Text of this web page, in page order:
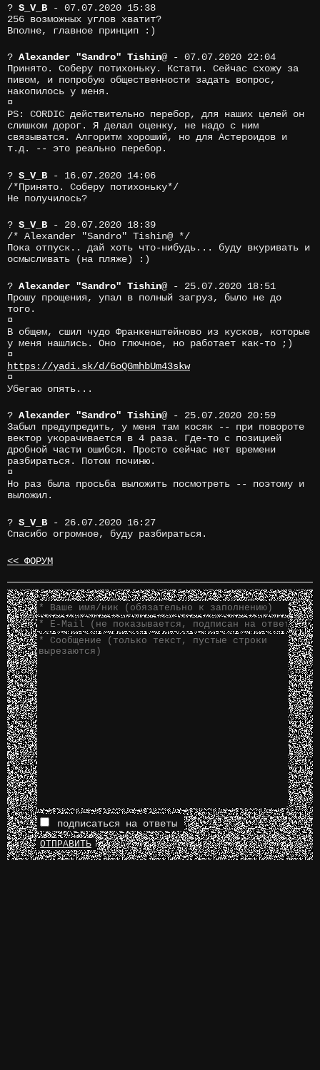
? S_V_B - 07.07.2020 15:38
256 возможных углов хватит?
Вполне, главное принцип :)
? Alexander "Sandro" Tishin@ - 07.07.2020 22:04
Принято. Соберу потихоньку. Кстати. Сейчас схожу за
пивом, и попробую общественности задать вопрос,
накопилось у меня.
¤
PS: CORDIC действительно перебор, для наших целей он
слишком дорог. Я делал оценку, не надо с ним
связыватся. Алгоритм хороший, но для Астероидов и
т.д. -- это реально перебор.
? S_V_B - 16.07.2020 14:06
/*Принято. Соберу потихоньку*/
Не получилось?
? S_V_B - 20.07.2020 18:39
/* Alexander "Sandro" Tishin@ */
Пока отпуск.. дай хоть что-нибудь... буду вкуривать и
осмысливать (на пляже) :)
? Alexander "Sandro" Tishin@ - 25.07.2020 18:51
Прошу прощения, упал в полный загруз, было не до
того.
¤
В общем, сшил чудо Франкенштейново из кусков, которые
у меня нашлись. Оно глючное, но работает как-то ;)
¤
https://yadi.sk/d/6oQGmhbUm43skw
¤
Убегаю опять...
? Alexander "Sandro" Tishin@ - 25.07.2020 20:59
Забыл предупредить, у меня там косяк -- при повороте
вектор укорачивается в 4 раза. Где-то с позицией
дробной части ошибся. Просто сейчас нет времени
разбираться. Потом починю.
¤
Но раз была просьба выложить посмотреть -- поэтому и
выложил.
? S_V_B - 26.07.2020 16:27
Спасибо огромное, буду разбираться.
<< ФОРУМ
подписаться на ответы